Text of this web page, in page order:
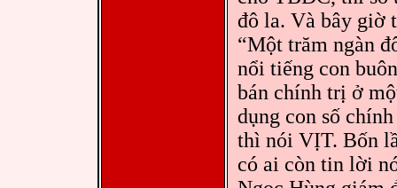
đô la. Và bây giờ
“Một trăm ngàn
nổi tiếng con
bán chính trị ở
dụng con số
thì nói VỊT. Bốn
có ai còn tin lời